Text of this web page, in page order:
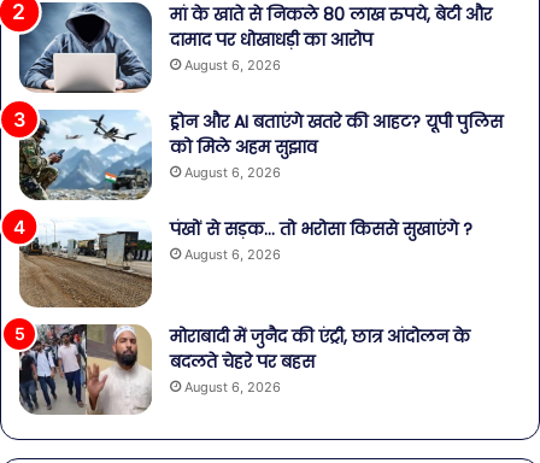
मां के खाते से निकले 80 लाख रुपये, बेटी और
दामाद पर धोखाधड़ी का आरोप
August 6, 2026
ड्रोन और AI बताएंगे खतरे की आहट? यूपी पुलिस
को मिले अहम सुझाव
August 6, 2026
पंखों से सड़क… तो भरोसा किससे सुखाएंगे ?
August 6, 2026
मोराबादी में जुनैद की एंट्री, छात्र आंदोलन के
बदलते चेहरे पर बहस
August 6, 2026